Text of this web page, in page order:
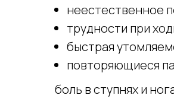
неестественное
трудности при
быстрая
повторяющиеся
боль в ступнях и